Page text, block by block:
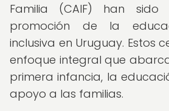
Familia (CAIF) han
promoción de la
inclusiva en Uruguay. Estos
enfoque integral que
primera infancia, la
apoyo a las familias.